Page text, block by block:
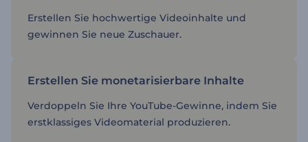
Erstellen Sie hochwertige Videoinhalte und
gewinnen Sie neue Zuschauer.
Erstellen Sie monetarisierbare Inhalte
Verdoppeln Sie Ihre YouTube-Gewinne, indem Sie
erstklassiges Videomaterial produzieren.